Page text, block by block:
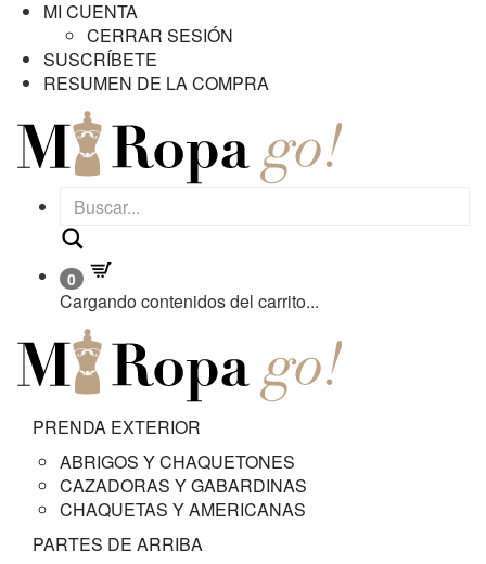
MI CUENTA
CERRAR SESIÓN
SUSCRÍBETE
RESUMEN DE LA COMPRA
0
Cargando contenidos del carrito...
PRENDA EXTERIOR
ABRIGOS Y CHAQUETONES
CAZADORAS Y GABARDINAS
CHAQUETAS Y AMERICANAS
PARTES DE ARRIBA